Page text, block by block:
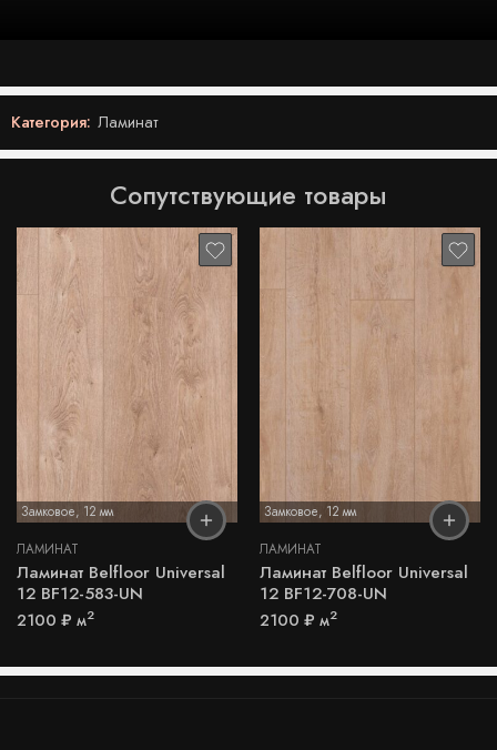
Категория: Ламинат
Сопутствующие товары
Замковое, 12 мм
ЛАМИНАТ
Ламинат Belfloor Universal
12 BF12-583-UN
2100 ₽ м2
Замковое, 12 мм
ЛАМИНАТ
Ламинат Belfloor Universal
12 BF12-708-UN
2100 ₽ м2